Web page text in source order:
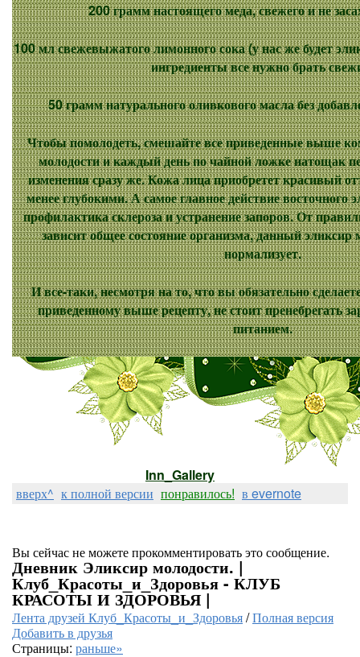
200 грамм настоящего меда, свежего и не
100 мл свежевыжатого лимонного сока (у нас же будет
ингредиенты все нужно брать
50 грамм натурального оливкового масла без
Чтобы помолодеть, смешайте все приведенные выше
молодости и каждый день по чайной ложке натощак
изменения сразу же. Кожа лица приобретет красивый
менее глубокими. А самое главное действие восточного
профилактика склероза и устранение запоров. От
зависит общее состояние организма, данный эликсир
нормализует.
И все-таки, несмотря на то, что вы обязательно
приведенному выше рецепту, не стоит пренебрегать
питанием.
Inn_Gallery
вверх^ к полной версии понравилось! в evernote
Вы сейчас не можете прокомментировать это сообщение.
Дневник Эликсир молодости. |
Клуб_Красоты_и_Здоровья - КЛУБ
КРАСОТЫ И ЗДОРОВЬЯ |
Лента друзей Клуб_Красоты_и_Здоровья/Полная версия
Добавить в друзья
Страницы: раньше»